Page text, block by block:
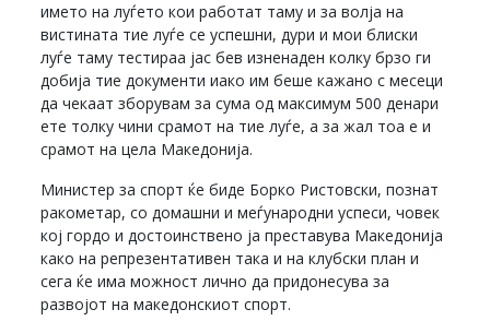
името на луѓето кои работат таму и за волја на
вистината тие луѓе се успешни, дури и мои блиски
луѓе таму тестираа јас бев изненаден колку брзо ги
добија тие документи иако им беше кажано с месеци
да чекаат зборувам за сума од максимум 500 денари
ете толку чини срамот на тие луѓе, а за жал тоа е и
срамот на цела Македонија.
Министер за спорт ќе биде Борко Ристовски, познат
ракометар, со домашни и меѓународни успеси, човек
кој гордо и достоинствено ја преставува Македонија
како на репрезентативен така и на клубски план и
сега ќе има можност лично да придонесува за
развојот на македонскиот спорт.